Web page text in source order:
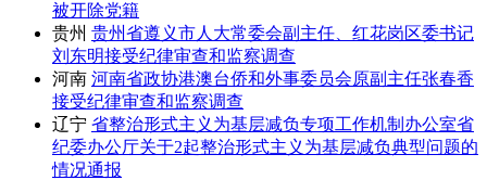
被开除党籍
贵州 贵州省遵义市人大常委会副主任、红花岗区委书记
刘东明接受纪律审查和监察调查
河南 河南省政协港澳台侨和外事委员会原副主任张春香
接受纪律审查和监察调查
辽宁 省整治形式主义为基层减负专项工作机制办公室省
纪委办公厅关于2起整治形式主义为基层减负典型问题的
情况通报